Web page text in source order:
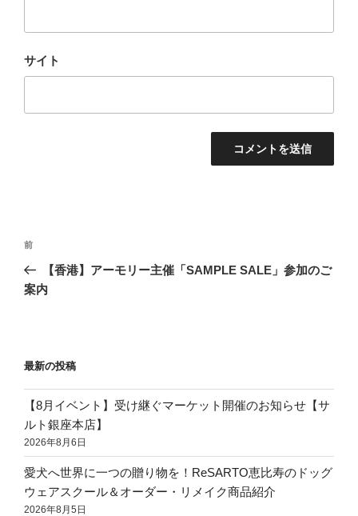
サイト
前
【香港】アーモリー主催「SAMPLE SALE」参加のご
案内
最新の投稿
【8月イベント】受け継ぐマーケット開催のお知らせ【サ
ルト銀座本店】
2026年8月6日
愛犬へ世界に一つの贈り物を！ReSARTO恵比寿のドッグ
ウェアスクール＆オーダー・リメイク商品紹介
2026年8月5日